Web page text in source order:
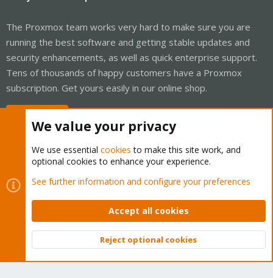
The Proxmox team works very hard to make sure you are
running the best software and getting stable updates and
security enhancements, as well as quick enterprise support.
Tens of thousands of happy customers have a Proxmox
subscription. Get yours easily in our online shop.
Cookies
Proxmox Support Forum - Light Mode
Contact us
Terms and rules Privacy policy Help Home
Community platform by XenForo © 2010-2026 XenForo Ltd.
Top
We value your privacy
We use essential cookies to make this site work, and
optional cookies to enhance your experience.
See further information and configure your preferences
Accept all cookies
Reject optional cookies